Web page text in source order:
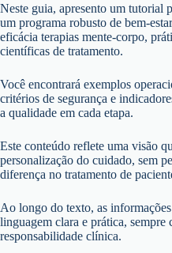
Neste guia, apresento um tutorial
um programa robusto de bem-
eficácia terapias mente-corpo,
científicas de tratamento.
Você encontrará exemplos
critérios de segurança e
a qualidade em cada etapa.
Este conteúdo reflete uma visão
personalização do cuidado, sem
diferença no tratamento de
Ao longo do texto, as
linguagem clara e prática, sempre
responsabilidade clínica.